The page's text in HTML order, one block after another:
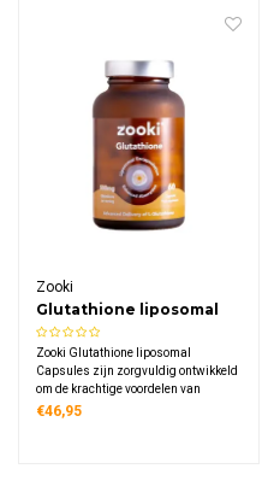
Zooki
Glutathione liposomal
Capsules
Zooki Glutathione liposomal
Capsules zijn zorgvuldig ontwikkeld
om de krachtige voordelen van
glutathion (bekend als het meester-
€46,95